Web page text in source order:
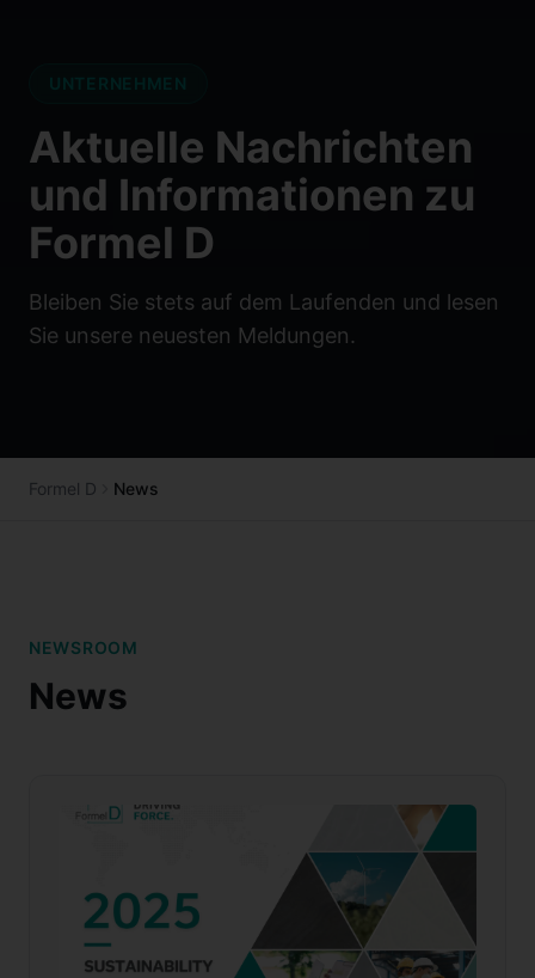
Aktuelle Nachrichten
und Informationen zu
Formel D
Bleiben Sie stets auf dem Laufenden und lesen
Sie unsere neuesten Meldungen.
Formel D News
NEWSROOM
News